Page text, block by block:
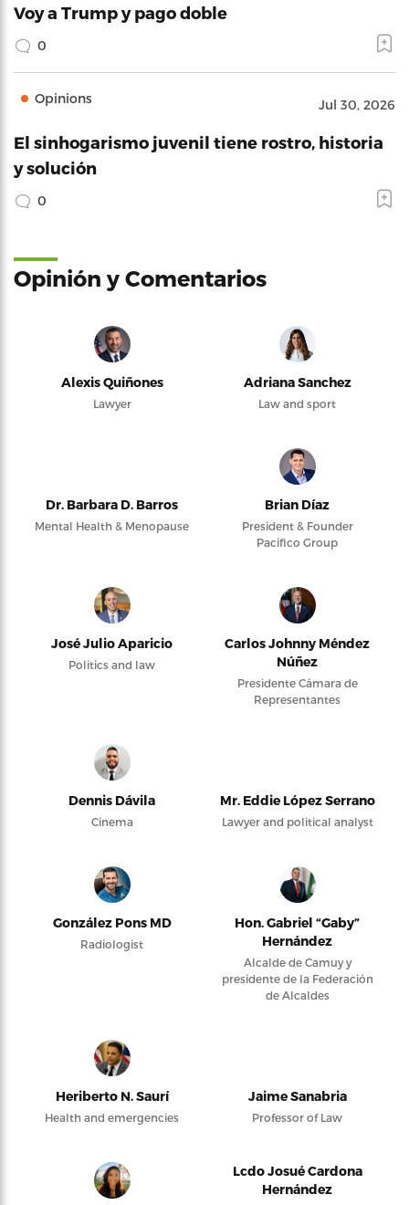
Voy a Trump y pago doble
0
Opinions Jul 30, 2026
El sinhogarismo juvenil tiene rostro, historia
y solución
0
Opinión y Comentarios
Alexis Quiñones
Lawyer
Adriana Sanchez
Law and sport
Dr. Barbara D. Barros
Mental Health & Menopause
Brian Díaz
President & Founder
Pacifico Group
José Julio Aparicio
Politics and law
Carlos Johnny Méndez
Núñez
Presidente Cámara de
Representantes
Dennis Dávila
Cinema
Mr. Eddie López Serrano
Lawyer and political analyst
González Pons MD
Radiologist
Hon. Gabriel “Gaby”
Hernández
Alcalde de Camuy y
presidente de la Federación
de Alcaldes
Heriberto N. Saurí
Health and emergencies
Jaime Sanabria
Professor of Law
Lcdo Josué Cardona
Hernández